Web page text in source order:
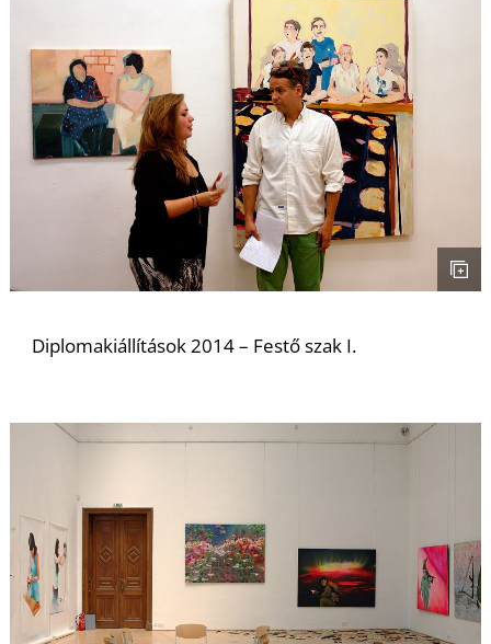
Diplomakiállítások 2014 – Festő szak I.